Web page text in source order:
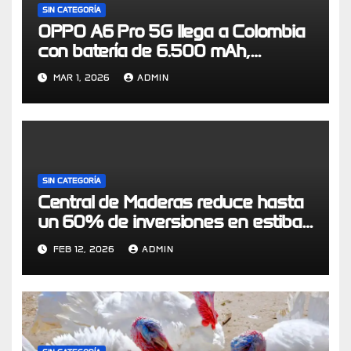
SIN CATEGORÍA
OPPO A6 Pro 5G llega a Colombia
con batería de 6.500 mAh,
certificación IP69 y resistencia de
grado militar
MAR 1, 2026 ADMIN
SIN CATEGORÍA
Central de Maderas reduce hasta
un 60% de inversiones en estibas
a través de modelo de economía
circular logístico
FEB 12, 2026 ADMIN